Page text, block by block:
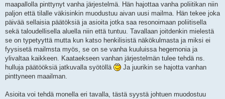
maapallolla pinttynyt vanha järjestelmä. Hän hajottaa vanha poliitikan niin
paljon että tilalle väkisinkin muodustuu aivan uusi mailma. Hän tekee joka
päivää sellaisia päätöksiä ja asioita jotka saa resonoimaan poliitisella
sekä taloudellisella aluella niin että tuntuu. Tavallaan joitdenkin mielestä
se on typetyyttä mutta kun katso henkilisistä näkökulmasta ja miksi ei
fyysisetä mailmsta myös, se on se vanha kuuluissa hegemonia ja
ylivaltaa kaikkeen. Kaataekseen vanhan järjestelmän tulee tehdä ns.
hulluja päätööksiä jatkuvalla syötöllä
Ja juurikin se hajotta vanhan
pinttyneen maailman.
Asioita voi tehdä monella eri tavalla, tästä syystä johtuen muodostuu